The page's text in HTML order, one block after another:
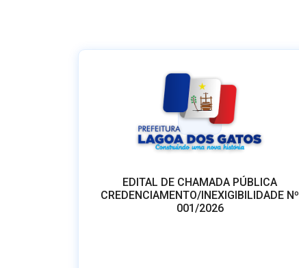
EDITAL DE CHAMADA PÚBLICA
CREDENCIAMENTO/INEXIGIBILIDADE Nº
001/2026